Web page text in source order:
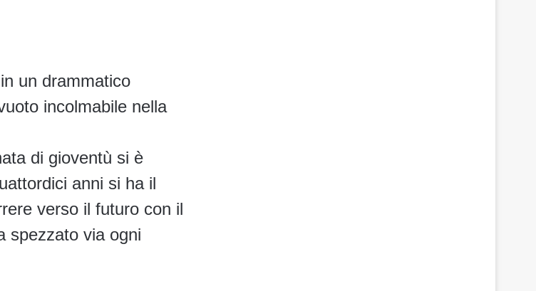
un drammatico
incolmabile nella
di gioventù si è
anni si ha il
verso il futuro con il
spezzato via ogni